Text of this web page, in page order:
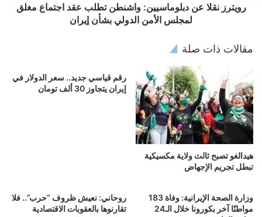
رويترز نقلا عن دبلوماسيين: واشنطن تطلب عقد اجتماع مغلق
لمجلس الأمن الدولي بشأن إيران
مقالات ذات صلة
هيدالغو تصبح ثالث ولاية مكسيكية
تبطل تجريم الإجهاض
رقم قياسي جديد.. سعر الدولار في
إيران يتجاوز 30 ألف تومان
وزارة الصحة الإيرانية: وفاة 183
مواطنًا آخر بكورونا خلال الـ24
روحاني: نعيش ظروف “حرب”.. فلا
تقارنوها بالعقوبات الاقتصادية